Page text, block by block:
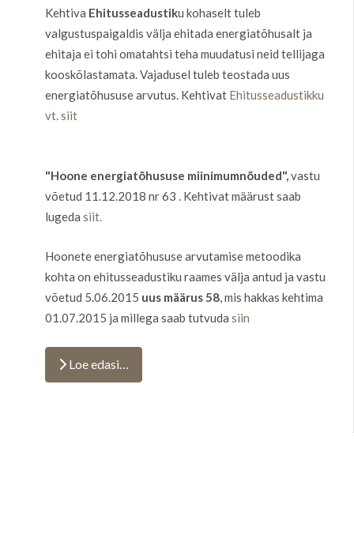
Kehtiva Ehitusseadustiku kohaselt tuleb
valgustuspaigaldis välja ehitada energiatõhusalt ja
ehitaja ei tohi omatahtsi teha muudatusi neid tellijaga
kooskõlastamata. Vajadusel tuleb teostada uus
energiatõhususe arvutus. Kehtivat Ehitusseadustikku
vt. siit
"Hoone energiatõhususe miinimumnõuded", vastu
võetud 11.12.2018 nr 63 . Kehtivat määrust saab
lugeda siit.
Hoonete energiatõhususe arvutamise metoodika
kohta on ehitusseadustiku raames välja antud ja vastu
võetud 5.06.2015 uus määrus 58 , mis hakkas kehtima
01.07.2015 ja millega saab tutvuda siin
Loe edasi…